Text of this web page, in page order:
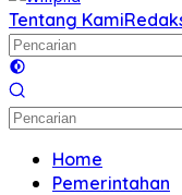
Tentang Kami
Home
Pemerintahan